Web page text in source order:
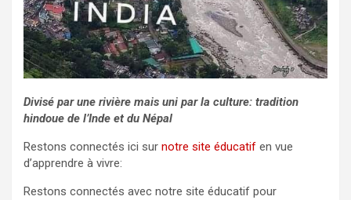
Divisé par une rivière mais uni par la culture: tradition
hindoue de l’Inde et du Népal
Restons connectés ici sur notre site éducatif en vue
d’apprendre à vivre:
Restons connectés avec notre site éducatif pour